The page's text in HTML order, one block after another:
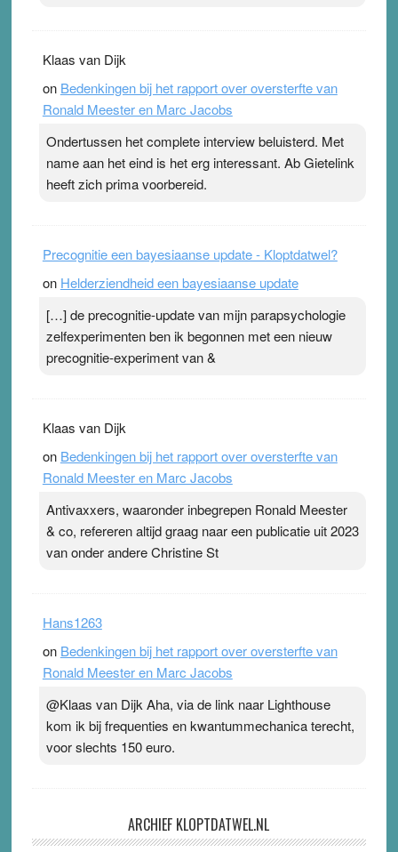
Klaas van Dijk
on Bedenkingen bij het rapport over oversterfte van
Ronald Meester en Marc Jacobs
Ondertussen het complete interview beluisterd. Met
name aan het eind is het erg interessant. Ab Gietelink
heeft zich prima voorbereid.
Precognitie een bayesiaanse update - Kloptdatwel?
on Helderziendheid een bayesiaanse update
[…] de precognitie-update van mijn parapsychologie
zelfexperimenten ben ik begonnen met een nieuw
precognitie-experiment van &
Klaas van Dijk
on Bedenkingen bij het rapport over oversterfte van
Ronald Meester en Marc Jacobs
Antivaxxers, waaronder inbegrepen Ronald Meester
& co, refereren altijd graag naar een publicatie uit 2023
van onder andere Christine St
Hans1263
on Bedenkingen bij het rapport over oversterfte van
Ronald Meester en Marc Jacobs
@Klaas van Dijk Aha, via de link naar Lighthouse
kom ik bij frequenties en kwantummechanica terecht,
voor slechts 150 euro.
ARCHIEF KLOPTDATWEL.NL